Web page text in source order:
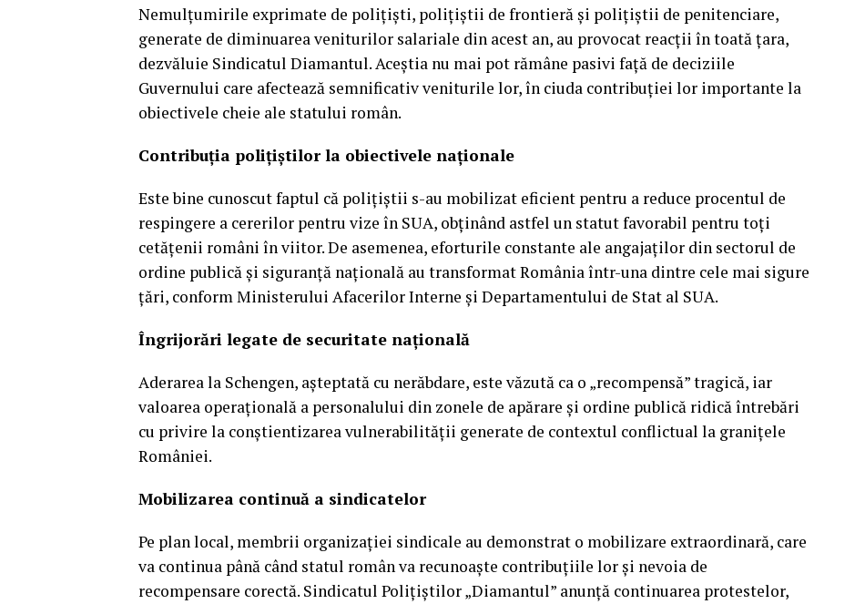
Nemulțumirile exprimate de polițiști, polițiștii de frontieră și polițiștii de penitenciare,
generate de diminuarea veniturilor salariale din acest an, au provocat reacții în toată țara,
dezvăluie Sindicatul Diamantul. Aceștia nu mai pot rămâne pasivi față de deciziile
Guvernului care afectează semnificativ veniturile lor, în ciuda contribuției lor importante la
obiectivele cheie ale statului român.
Contribuția polițiștilor la obiectivele naționale
Este bine cunoscut faptul că polițiștii s-au mobilizat eficient pentru a reduce procentul de
respingere a cererilor pentru vize în SUA, obținând astfel un statut favorabil pentru toți
cetățenii români în viitor. De asemenea, eforturile constante ale angajaților din sectorul de
ordine publică și siguranță națională au transformat România într-una dintre cele mai sigure
țări, conform Ministerului Afacerilor Interne și Departamentului de Stat al SUA.
Îngrijorări legate de securitate națională
Aderarea la Schengen, așteptată cu nerăbdare, este văzută ca o „recompensă” tragică, iar
valoarea operațională a personalului din zonele de apărare și ordine publică ridică întrebări
cu privire la conștientizarea vulnerabilității generate de contextul conflictual la granițele
României.
Mobilizarea continuă a sindicatelor
Pe plan local, membrii organizației sindicale au demonstrat o mobilizare extraordinară, care
va continua până când statul român va recunoaște contribuțiile lor și nevoia de
recompensare corectă. Sindicatul Polițiștilor „Diamantul” anunță continuarea protestelor,